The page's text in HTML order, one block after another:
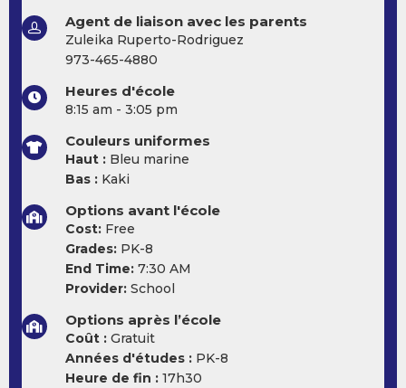
Agent de liaison avec les parents
Zuleika Ruperto-Rodriguez
973-465-4880
Heures d'école
8:15 am - 3:05 pm
Couleurs uniformes
Haut : Bleu marine
Bas : Kaki
Options avant l'école
Cost: Free
Grades: PK-8
End Time: 7:30 AM
Provider: School
Options après l’école
Coût : Gratuit
Années d'études : PK-8
Heure de fin : 17h30